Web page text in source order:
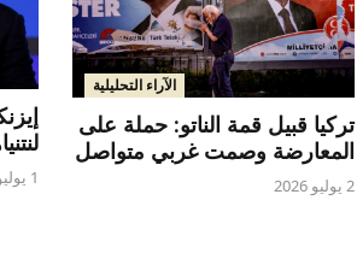
الآراء التحليلية
تركيا قبيل قمة الناتو: حملة على
المعارضة وصمت غربي متواصل
2 يوليو 2026 1 يوليو 2026